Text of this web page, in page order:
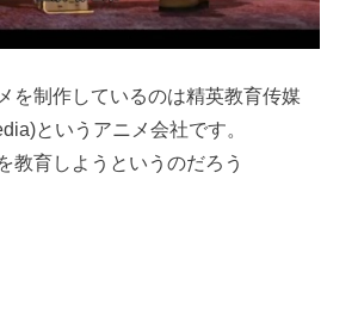
を制作しているのは精英教育传媒
というアニメ会社です。
教育しようというのだろう